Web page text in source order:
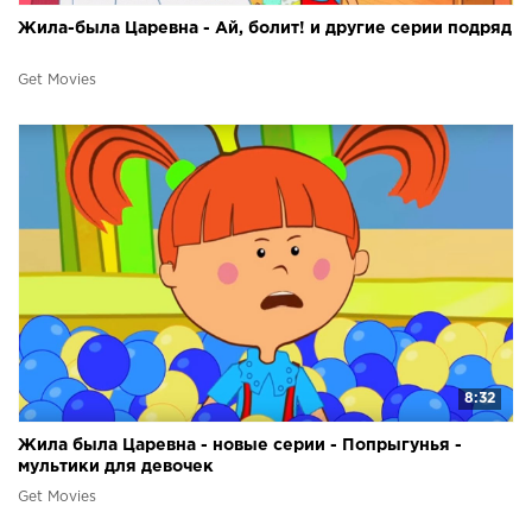
Жила-была Царевна - Ай, болит! и другие серии подряд
Get Movies
8:32
Жила была Царевна - новые серии - Попрыгунья -
мультики для девочек
Get Movies